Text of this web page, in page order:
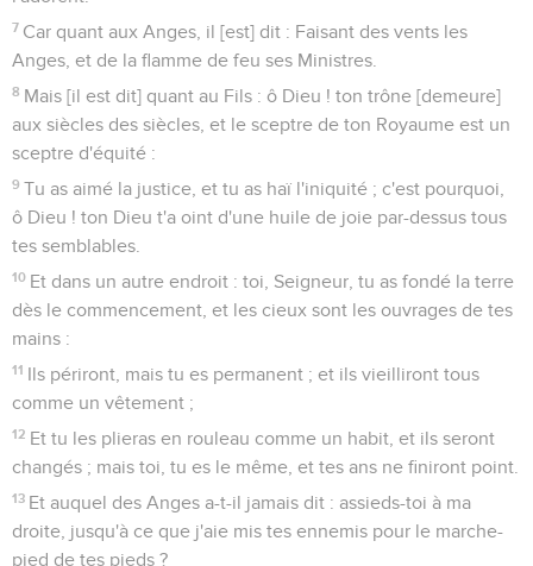
7 Car quant aux Anges, il [est] dit : Faisant des vents les
Anges, et de la flamme de feu ses Ministres.
8 Mais [il est dit] quant au Fils : ô Dieu ! ton trône [demeure]
aux siècles des siècles, et le sceptre de ton Royaume est un
sceptre d'équité :
9 Tu as aimé la justice, et tu as haï l'iniquité ; c'est pourquoi,
ô Dieu ! ton Dieu t'a oint d'une huile de joie par-dessus tous
tes semblables.
10 Et dans un autre endroit : toi, Seigneur, tu as fondé la terre
dès le commencement, et les cieux sont les ouvrages de tes
mains :
11 Ils périront, mais tu es permanent ; et ils vieilliront tous
comme un vêtement ;
12 Et tu les plieras en rouleau comme un habit, et ils seront
changés ; mais toi, tu es le même, et tes ans ne finiront point.
13 Et auquel des Anges a-t-il jamais dit : assieds-toi à ma
droite, jusqu'à ce que j'aie mis tes ennemis pour le marche-
pied de tes pieds ?